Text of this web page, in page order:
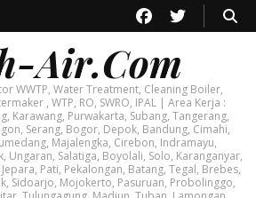
Air.Com
WWTP, Water Treatment, Cleaning Boiler,
, WTP, RO, SWRO, IPAL | Area Kerja :
Karawang, Purwakarta, Subang, Tangerang,
Serang, Bogor, Depok, Bandung, Cimahi,
Majalengka, Cirebon, Indramayu,
Ungaran, Salatiga, Boyolali, Solo, Karanganyar,
Pati, Pekalongan, Batang, Tegal, Brebes,
Sidoarjo, Mojokerto, Pasuruan, Probolinggo,